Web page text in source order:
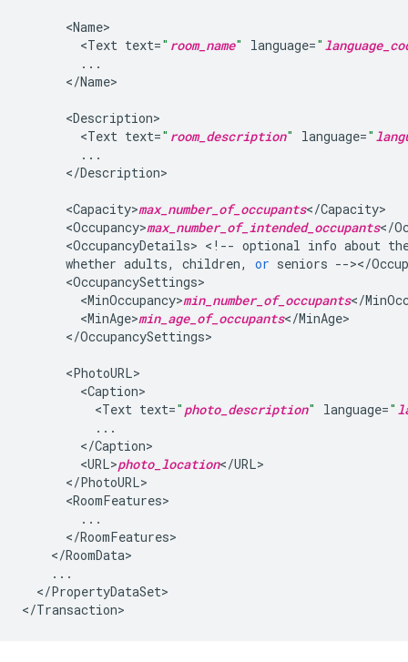
<Name
<Text text=" room_name" language="
...
</Name>
<Description
<Text text=" room_description" language="
...
</Description>
<Capacity>max_number_of_occupants</Capacity
<Occupancy>max_number_of_intended_occupants</
<OccupancyDetails> < ! -- optional info about
whether adults, children, or seniors --></
<OccupancySettings
<MinOccupancy>min_number_of_occupants</
<MinAge>min_age_of_occupants</MinAge
</OccupancySettings>
<PhotoURL
<Caption
<Text text=" photo_description" language="
...
</Caption
<URL>photo_location</URL
</PhotoURL
<RoomFeatures
...
</RoomFeatures
</RoomData
...
</PropertyDataSet>
</Transaction>